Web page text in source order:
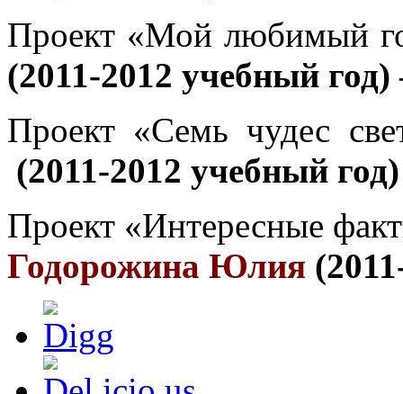
Проект «Мой любимый
(2011-2012 учебный
Проект «Семь чудес
(2011-2012 учебный
Проект «Интересные
Годорожина Юлия